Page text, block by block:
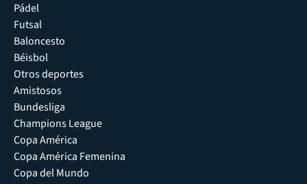
Pádel
Futsal
Baloncesto
Béisbol
Otros deportes
Amistosos
Bundesliga
Champions League
Copa América
Copa América Femenina
Copa del Mundo